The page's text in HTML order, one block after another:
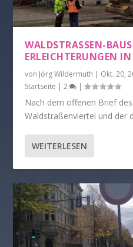
WALDSTRASSEN-
RLEICHTERUNGEN IN
von Jörg Wildermuth | Okt. 20,
Startseite |2 |
Nach dem offenen Brief
Waldstraßenviertel und der
WEITERLESEN